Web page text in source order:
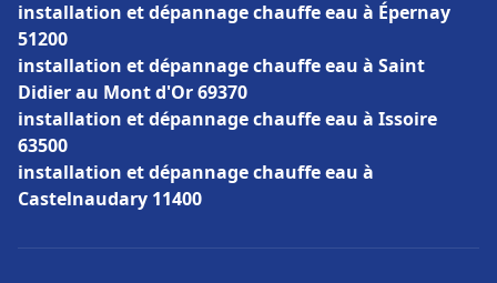
installation et dépannage chauffe eau à Épernay
51200
installation et dépannage chauffe eau à Saint
Didier au Mont d'Or 69370
installation et dépannage chauffe eau à Issoire
63500
installation et dépannage chauffe eau à
Castelnaudary 11400